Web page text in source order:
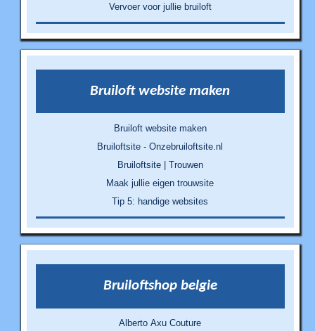
Vervoer voor jullie bruiloft
Bruiloft website maken
Bruiloft website maken
Bruiloftsite - Onzebruiloftsite.nl
Bruiloftsite | Trouwen
Maak jullie eigen trouwsite
Tip 5: handige websites
Bruiloftshop belgie
Alberto Axu Couture